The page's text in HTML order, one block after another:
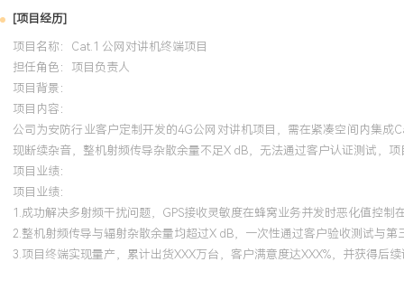
[项目经历]
项目名称：Cat.1 公网对讲机终端项目
担任角色： 项目负责人
项目背景：
项目内容：
公司为安防行业客户定制开发的4G公网对讲机项目，需在紧凑空间内集成
现断续杂音，整机射频传导杂散余量不足X dB，无法通过客户认证测试，
项目业绩：
项目业绩：
1.成功解决多射频干扰问题，GPS接收灵敏度在蜂窝业务并发时恶化值控制
2.整机射频传导与辐射杂散余量均超过X dB，一次性通过客户验收测试与
3.项目终端实现量产，累计出货XXX万台，客户满意度达XXX%，并获得后